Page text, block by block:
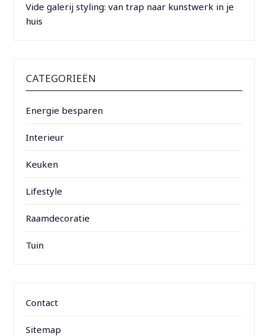
Vide galerij styling: van trap naar kunstwerk in je
huis
CATEGORIEËN
Energie besparen
Interieur
Keuken
Lifestyle
Raamdecoratie
Tuin
Contact
Sitemap